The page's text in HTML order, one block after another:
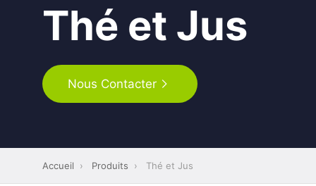
Thé et Jus
Nous Contacter
Accueil › Produits › Thé et Jus